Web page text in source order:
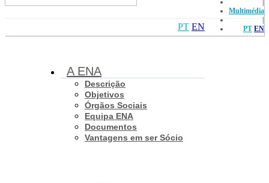
Multimédia
PT EN
PT EN
A ENA
Descrição
Objetivos
Órgãos Sociais
Equipa ENA
Documentos
Vantagens em ser Sócio